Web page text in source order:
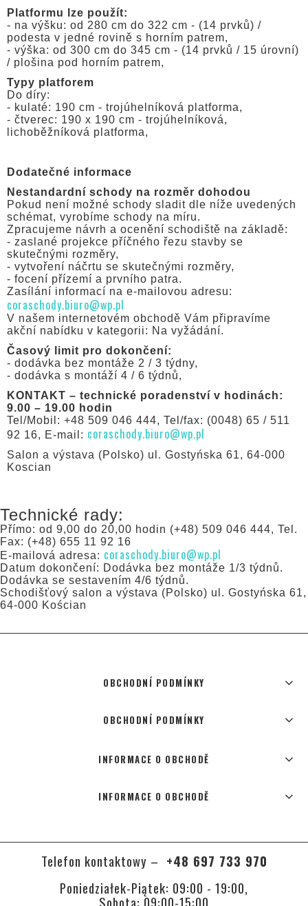
Platformu lze použít:
- na výšku: od 280 cm do 322 cm - (14 prvků) /
podesta v jedné rovině s horním patrem,
- výška: od 300 cm do 345 cm - (14 prvků / 15 úrovní)
/ plošina pod horním patrem,
Typy platforem
Do díry:
- kulaté: 190 cm - trojúhelníková platforma,
- čtverec: 190 x 190 cm - trojúhelníková,
lichoběžníková platforma,
Dodatečné informace
Nestandardní schody na rozměr dohodou
Pokud není možné schody sladit dle níže uvedených
schémat, vyrobíme schody na míru.
Zpracujeme návrh a ocenění schodiště na základě:
- zaslané projekce příčného řezu stavby se
skutečnými rozměry,
- vytvoření náčrtu se skutečnými rozměry,
- focení přízemí a prvního patra.
Zasílání informací na e-mailovou adresu:
coraschody.biuro@wp.pl
V našem internetovém obchodě Vám připravíme
akční nabídku v kategorii: Na vyžádání.
Časový limit pro dokončení:
- dodávka bez montáže 2 / 3 týdny,
- dodávka s montáží 4 / 6 týdnů,
KONTAKT – technické poradenství v hodinách:
9.00 – 19.00 hodin
Tel/Mobil: +48 509 046 444, Tel/fax: (0048) 65 / 511
92 16, E-mail: coraschody.biuro@wp.pl
Salon a výstava (Polsko) ul. Gostyńska 61, 64-000
Koscian
Technické rady:
Přímo: od 9,00 do 20,00 hodin (+48) 509 046 444, Tel.
Fax: (+48) 655 11 92 16
E-mailová adresa: coraschody.biuro@wp.pl
Datum dokončení: Dodávka bez montáže 1/3 týdnů.
Dodávka se sestavením 4/6 týdnů.
Schodišťový salon a výstava (Polsko) ul. Gostyńska 61,
64-000 Kościan
OBCHODNÍ PODMÍNKY
OBCHODNÍ PODMÍNKY
INFORMACE O OBCHODĚ
INFORMACE O OBCHODĚ
Telefon kontaktowy – +48 697 733 970
Poniedziałek-Piątek: 09:00 - 19:00,